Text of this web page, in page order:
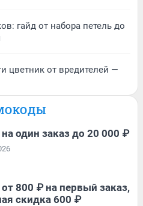
гайд от набора петель до
цветник от вредителей —
один заказ до 20 000 ₽
800 ₽ на первый заказ,
скидка 600 ₽